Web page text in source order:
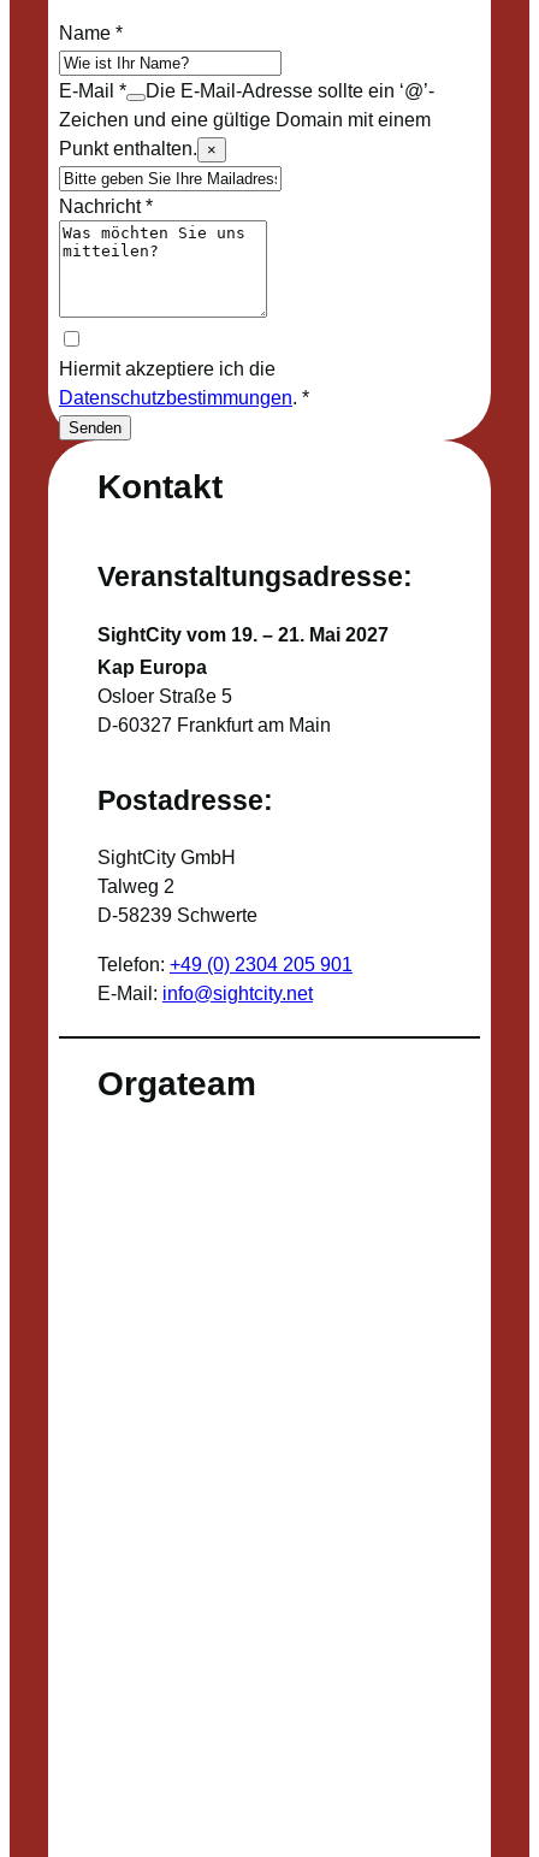
Kontakt
Veranstaltungsadresse:
SightCity vom 19. – 21. Mai 2027
Kap Europa
Osloer Straße 5
D-60327 Frankfurt am Main
Postadresse:
SightCity GmbH
Talweg 2
D-58239 Schwerte
Telefon: +49 (0) 2304 205 901
E-Mail: info@sightcity.net
Orgateam
Name*
E-Mail *
Die E-Mail-Adresse sollte ein ‘@’-
Zeichen und eine gültige Domain mit einem
Punkt enthalten.
×
Nachricht*
Hiermit akzeptiere ich die
Datenschutzbestimmungen. *
Senden